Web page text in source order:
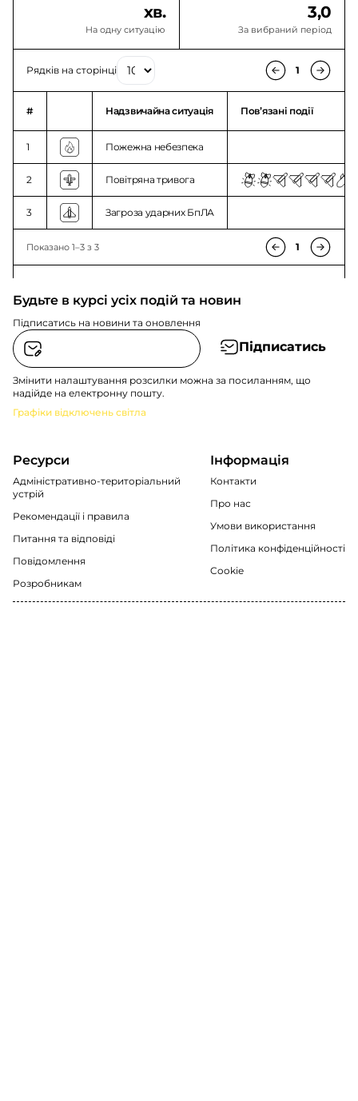
хв.
На одну ситуацію
3,0
За вибраний період
Рядків на сторінці 1
# Надзвичайна ситуація Повʼязані події
1 Пожежна небезпека
2 Повітряна тривога
3 Загроза ударних БпЛА
Показано 1–3 з 3 1
Будьте в курсі усіх подій та новин
Підписатись на новини та оновлення
Підписатись
Змінити налаштування розсилки можна за посиланням, що
надійде на електронну пошту.
Графіки відключень світла
Ресурси
Адміністративно-територіальний
устрій
Рекомендації i правила
Питання та відповіді
Повідомлення
Розробникам
Інформація
Контакти
Про нас
Умови використання
Політика конфіденційності
Cookie